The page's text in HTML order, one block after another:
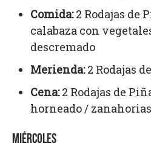
Comida:2 Rodajas de
calabaza con
descremado
Merienda:2 Rodajas
Cena:2 Rodajas de
horneado /
MIÉRCOLES